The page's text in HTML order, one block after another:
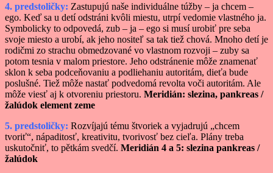
4. predstoličky: Zastupujú naše individuálne túžby – ja chcem –
ego. Keď sa u detí odstráni kvôli miestu, utrpí vedomie vlastného ja.
Symbolicky to odpovedá, zub – ja – ego si musí urobiť pre seba
svoje miesto a urobí, ak jeho nositeľ sa tak tiež chová. Mnoho detí je
rodičmi zo strachu obmedzované vo vlastnom rozvoji – zuby sa
potom tesnia v malom priestore. Jeho odstránenie môže znamenať
sklon k seba podceňovaniu a podliehaniu autoritám, dieťa bude
poslušné. Tiež môže nastať podvedomá revolta voči autoritám. Ale
môže viesť aj k otvoreniu priestoru. Meridián: slezina, pankreas /
žalúdok element zeme
5. predstoličky: Rozvíjajú tému štvoriek a vyjadrujú „chcem
tvoriť“, nápaditosť, kreativitu, tvorivosť bez cieľa. Plány treba
uskutočniť, to pětkám svedčí. Meridián 4 a 5: slezina pankreas /
žalúdok